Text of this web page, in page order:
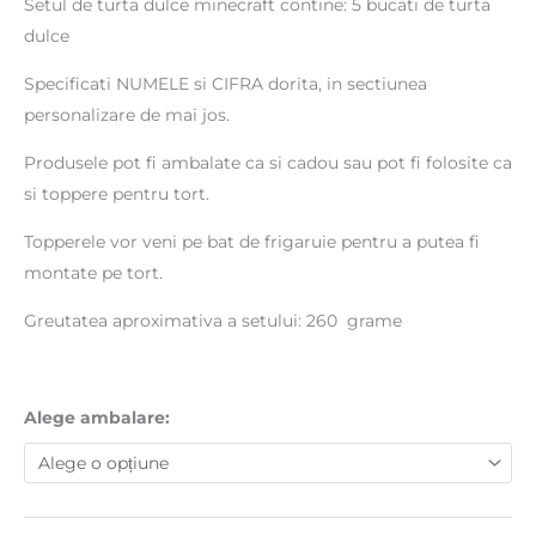
Setul de turta dulce minecraft contine: 5 bucati de turta
dulce
Specificati NUMELE si CIFRA dorita, in sectiunea
personalizare de mai jos.
Produsele pot fi ambalate ca si cadou sau pot fi folosite ca
si toppere pentru tort.
Topperele vor veni pe bat de frigaruie pentru a putea fi
montate pe tort.
Greutatea aproximativa a setului: 260 grame
Alege ambalare: